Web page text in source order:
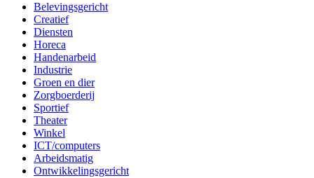
Belevingsgericht
Creatief
Diensten
Horeca
Handenarbeid
Industrie
Groen en dier
Zorgboerderij
Sportief
Theater
Winkel
ICT/computers
Arbeidsmatig
Ontwikkelingsgericht